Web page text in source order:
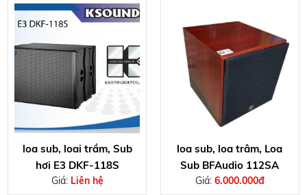
loa sub, loai trầm, Sub
hơi E3 DKF-118S
Giá: Liên hệ
loa sub, loa trâm, Loa
Sub BFAudio 112SA
Giá: 6.000.000đ